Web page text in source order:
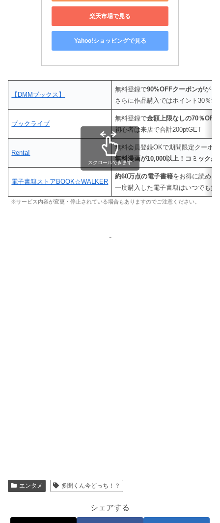
楽天市場で見る
Yahoo!ショッピングで見る
【DMMブックス】
無料登録で90%OFFクーポンががも
さらに作品購入ではポイント30％還
ブックライブ
無料登録で金額上限なしの70％
初心者は来店で合計200ptGET
Renta!
無料会員登録OKで期間限定クーポ
無料漫画が10,000以上！コミックが
電子書籍ストアBOOK☆WALKER
約60万点の電子書籍をお得に読める
一度購入した電子書籍はいつでも無
スクロールできます
※サービス内容が変更・停止されている場合もありますのでご注意ください。
-
エンタメ 多聞くん今どっち！？
シェアする